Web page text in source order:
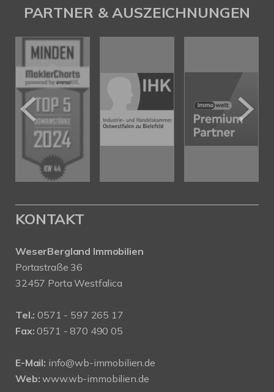
PARTNER & AUSZEICHNUNGEN
KONTAKT
WeserBergland Immobilien
Portastraße 36
32457 Porta Westfalica
Tel.: 0571 - 597 265 17
Fax: 0571 - 870 490 05
E-Mail: info@wb-immobilien.de
Web: www.wb-immobilien.de